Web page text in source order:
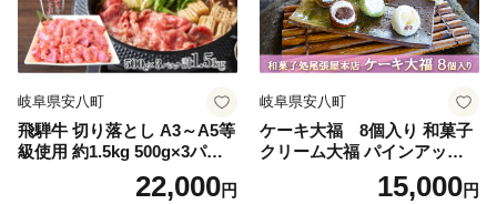
岐阜県安八町
飛騨牛 切り落とし A3～A5等
級使用 約1.5kg 500g×3パッ
ク 肉 牛肉 和牛 ブランド牛
お肉 ビーフ しゃぶしゃぶ す
22,000円
岐阜県安八町
ケーキ大福 8個入り 和菓子
クリーム大福 パインアップ
ル カフェオレ 抹茶 チョコ お
やつ お茶請け お土産 手土産
15,000円